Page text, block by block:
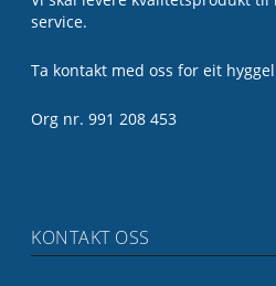
service.
Ta kontakt med oss for eit
Org nr. 991 208 453
KONTAKT OSS